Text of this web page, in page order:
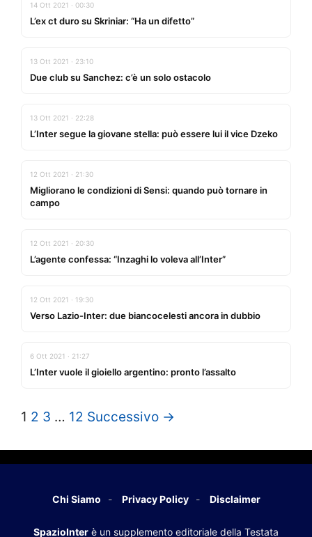
14 Ott 2021 · 00:30
L’ex ct duro su Skriniar: “Ha un difetto”
13 Ott 2021 · 23:10
Due club su Sanchez: c’è un solo ostacolo
13 Ott 2021 · 22:28
L’Inter segue la giovane stella: può essere lui il vice Dzeko
12 Ott 2021 · 21:30
Migliorano le condizioni di Sensi: quando può tornare in
campo
12 Ott 2021 · 20:30
L’agente confessa: “Inzaghi lo voleva all’Inter”
12 Ott 2021 · 19:30
Verso Lazio-Inter: due biancocelesti ancora in dubbio
6 Ott 2021 · 21:27
L’Inter vuole il gioiello argentino: pronto l’assalto
1 2 3 … 12 Successivo →
Chi Siamo Privacy Policy Disclaimer
SpazioInter è un supplemento editoriale della Testata